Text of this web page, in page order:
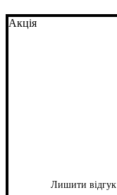
Акція
Лишити відгук